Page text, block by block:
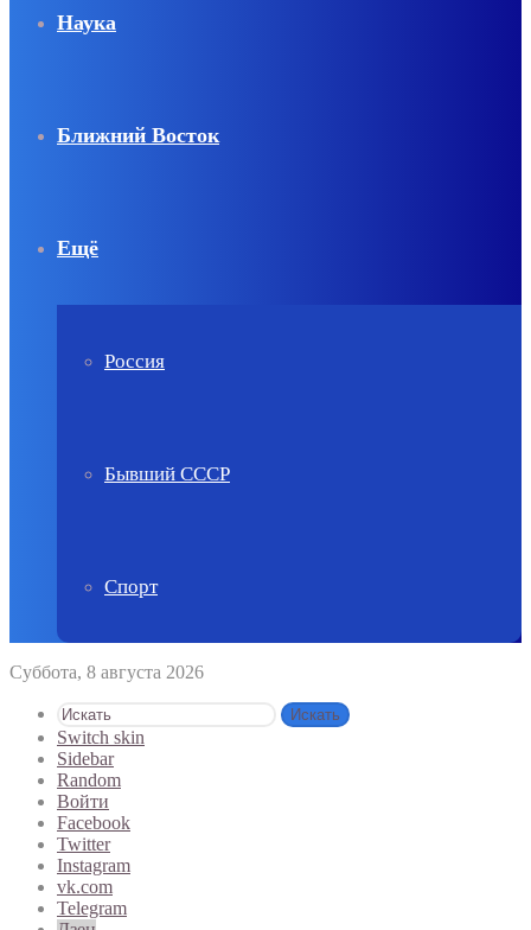
Наука
Ближний Восток
Ещё
Россия
Бывший СССР
Спорт
Суббота, 8 августа 2026
Искать
Switch skin
Sidebar
Random
Войти
Facebook
Twitter
Instagram
vk.com
Telegram